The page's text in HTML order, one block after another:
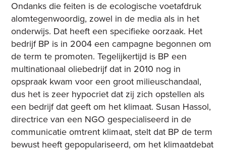
Ondanks die feiten is de ecologische voetafdruk
alomtegenwoordig, zowel in de media als in het
onderwijs. Dat heeft een specifieke oorzaak. Het
bedrijf BP is in 2004 een campagne begonnen om
de term te promoten. Tegelijkertijd is BP een
multinationaal oliebedrijf dat in 2010 nog in
opspraak kwam voor een groot milieuschandaal,
dus het is zeer hypocriet dat zij zich opstellen als
een bedrijf dat geeft om het klimaat. Susan Hassol,
directrice van een NGO gespecialiseerd in de
communicatie omtrent klimaat, stelt dat BP de term
bewust heeft gepopulariseerd, om het klimaatdebat